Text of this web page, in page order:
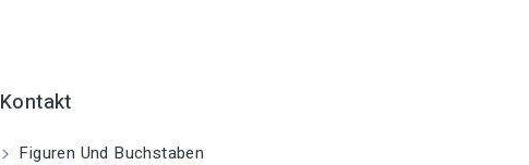
Kontakt
Figuren Und Buchstaben